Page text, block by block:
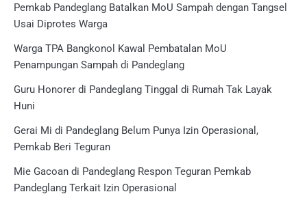
Pemkab Pandeglang Batalkan MoU Sampah dengan Tangsel
Usai Diprotes Warga
Warga TPA Bangkonol Kawal Pembatalan MoU
Penampungan Sampah di Pandeglang
Guru Honorer di Pandeglang Tinggal di Rumah Tak Layak
Huni
Gerai Mi di Pandeglang Belum Punya Izin Operasional,
Pemkab Beri Teguran
Mie Gacoan di Pandeglang Respon Teguran Pemkab
Pandeglang Terkait Izin Operasional